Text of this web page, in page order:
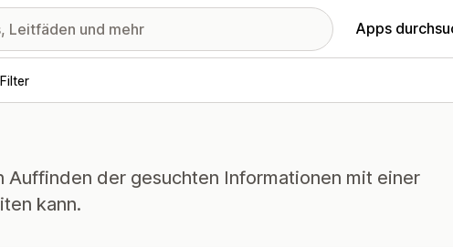
Apps
Auffinden der gesuchten Informationen mit einer
kann.